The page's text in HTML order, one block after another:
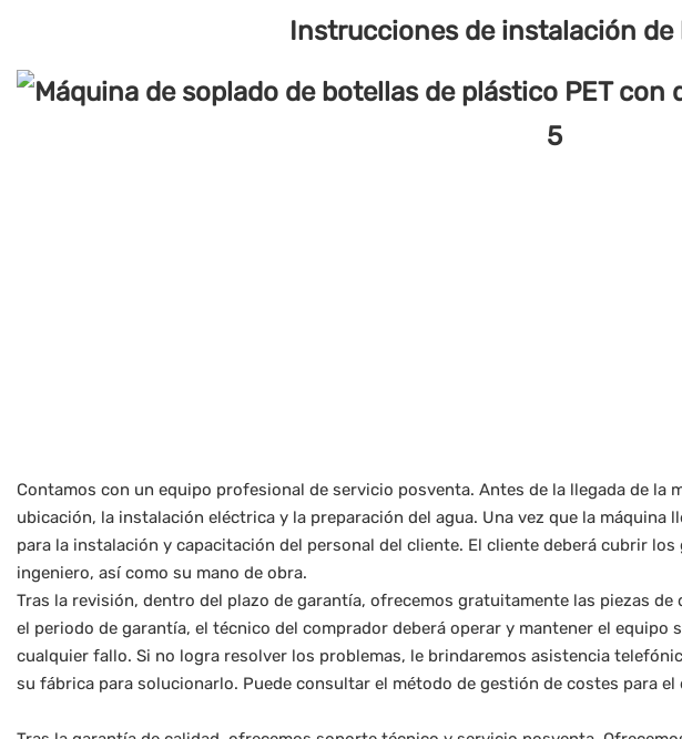
Instrucciones de instalación de
Contamos con un equipo profesional de servicio posventa. Antes de la llegada de la
ubicación, la instalación eléctrica y la preparación del agua. Una vez que la máquina
para la instalación y capacitación del personal del cliente. El cliente deberá cubrir
ingeniero, así como su mano de obra.
Tras la revisión, dentro del plazo de garantía, ofrecemos gratuitamente las piezas
el periodo de garantía, el técnico del comprador deberá operar y mantener el equipo
cualquier fallo. Si no logra resolver los problemas, le brindaremos asistencia
su fábrica para solucionarlo. Puede consultar el método de gestión de costes para